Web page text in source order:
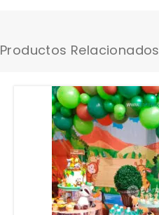
Productos Relacionados